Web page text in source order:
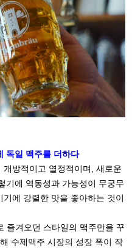
독일 맥주를 더하다
방적이고 열정적이며, 새로운
기에 역동성과 가능성이 무궁무
에 강렬한 맛을 좋아하는 것이
즐겨오던 스타일의 맥주만을 꾸
수제맥주 시장의 성장 폭이 작